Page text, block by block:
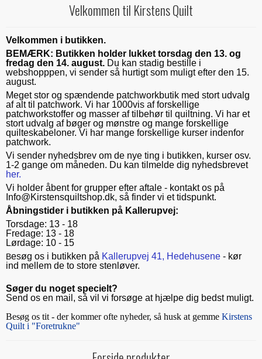
Forår hos Kirstens Quilt
Alle trykfødder/Skabeloner mv til maskinquiltning
Tilbud
Diverse tilbud
Stoffer på tilbud
Bøger på tilbud
Mønstre på tilbud
Kurser og arrangementer
Stof i metermål
Trykte stoffer
Batik
Tone-i-tone batikker
Ensfarvede stoffer
Flonel
Julestoffer
Bagsidestoffer
Hør og stoffer med 'hør-struktur'
Jul
Julebøger og mønstre
Jul 2025
Tilbehør
Diverse tilbehør
Dekoration
Skær og klip
Materialer til markering
Pres og stryg
Symaskinetilbehør
Lim
Tråd
King Tut maskinquiltetråd
Glide polyester tråd (40wt) - 1000 m
Glide Polyestertråd (40 wt) - 5000 m
Affinity - polyester quiltetråd til maskinquiltning
Glide polyestertråd (60wt)
Nåle, clips, fingerbøl mv.
Mellemfoer og indlægsstoffer
100 % uld mellemfoer
Bomuld / uld mellemfoer
Alle stofpakker
Jellyrolls, balipops og andre strimler
Sykits
Gaver
Velkommen til Kirstens Quilt
Velkommen i butikken.
BEMÆRK: Butikken holder lukket torsdag den 13. og
fredag den 14. august. Du kan stadig bestille i
webshopppen, vi sender så hurtigt som muligt efter den 15.
august.
Meget stor og spændende patchworkbutik med stort udvalg
af alt til patchwork. Vi har 1000vis af forskellige
patchworkstoffer og masser af tilbehør til quiltning. Vi har et
stort udvalg af bøger og mønstre og mange forskellige
quilteskabeloner. Vi har mange forskellige kurser indenfor
patchwork.
Vi sender nyhedsbrev om de nye ting i butikken, kurser osv.
1-2 gange om måneden. Du kan tilmelde dig nyhedsbrevet
her.
Vi holder åbent for grupper efter aftale - kontakt os på
Info@Kirstensquiltshop.dk, så finder vi et tidspunkt.
Åbningstider i butikken på Kallerupvej:
Torsdage: 13 - 18
Fredage: 13 - 18
Lørdage: 10 - 15
Besøg os i butikken på Kallerupvej 41, Hedehusene - kør
ind mellem de to store stenløver.
Søger du noget specielt?
Send os en mail, så vil vi forsøge at hjælpe dig bedst muligt.
Besøg os tit - der kommer ofte nyheder, så husk at gemme Kirstens
Quilt i "Foretrukne"